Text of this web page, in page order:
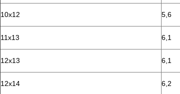
10х12 5,6
11х13 6,1
12х13 6,1
12х14 6,2